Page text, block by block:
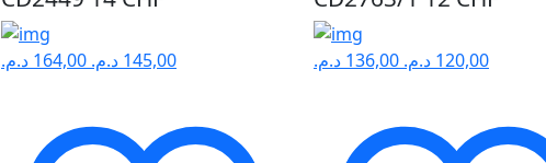
164,00 د.م. 145,00 د.م. 136,00 د.م. 120,00 د.م.